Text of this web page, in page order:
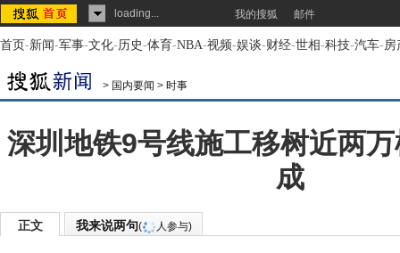
loading... 我的搜狐 邮件
首页-新闻-军事-文化-历史-体育-NBA-视频-娱谈-财经-世相-科技-汽车-房
> 国内要闻 > 时事
深圳地铁9号线施工移树近两
成
正文 我来说两句( 人参与)